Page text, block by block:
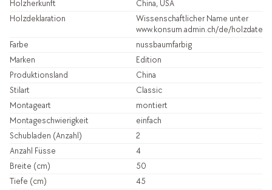
Holzherkunft
China, USA
Holzdeklaration
Wissenschaftlicher Name unter
www.konsum.admin.ch/de/
Farbe
nussbaumfarbig
Marken
Edition
Produktionsland
China
Stilart
Classic
Montageart
montiert
Montageschwierigkeit
einfach
Schubladen (Anzahl)
2
Anzahl Füsse
4
Breite (cm)
50
Tiefe (cm)
45